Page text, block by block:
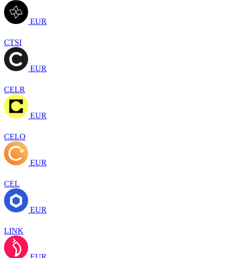
EUR
CTSI
EUR
CELR
EUR
CELO
EUR
CEL
EUR
LINK